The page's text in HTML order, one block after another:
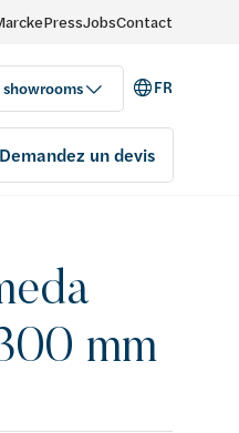
PressJobsContact
FR
Demandez un devis
mm